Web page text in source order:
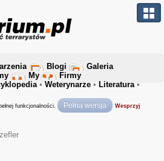
Blogi
Galeria
My
Firmy
• Weterynarze • Literatura•
funkcjonalności. Pełna wersja Wesprzyj